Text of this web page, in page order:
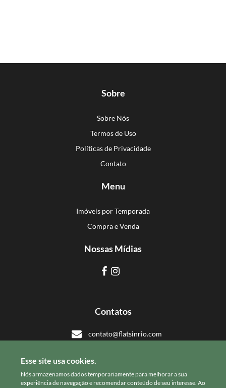
Sobre
Sobre Nós
Termos de Uso
Políticas de Privacidade
Contato
Menu
Imóveis por Temporada
Compra e Venda
Nossas Mídias
Contatos
contato@flatsinrio.com
+55 21 993918308
Esse site usa cookies.
Nós armazenamos dados temporariamente para melhorar a sua
experiência de navegação e recomendar conteúdo de seu interesse. Ao